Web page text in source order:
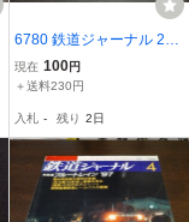
6780 鉄道ジャーナル 201
7年8月号 特集 北海道の現
実
現在 100円
＋送料230円
入札 - 残り 2日